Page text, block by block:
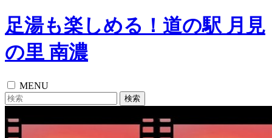
足湯も楽しめる！道の駅 月見
の里 南濃
MENU